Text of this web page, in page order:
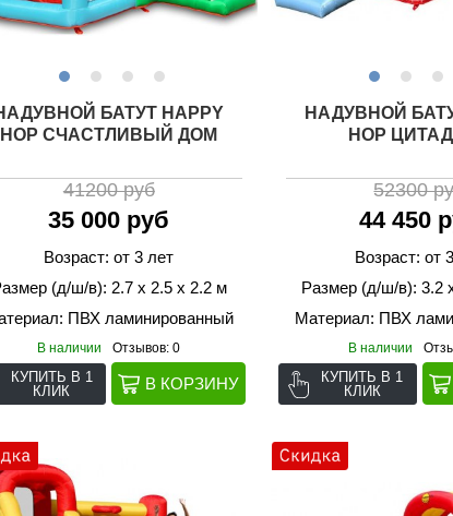
БАТУТ HAPPY
HOP СЧАСТЛИВЫЙ ДОМ
41200 руб
35 000 руб
Возраст: от 3 лет
(д/ш/в): 2.7 х 2.5 х 2.2 м
ПВХ ламинированный
В наличии Отзывов: 0
КУПИТЬ В 1
КЛИК
НАДУВНОЙ
HOP
52300
44 450
Возраст: от
Размер (д/ш/в): 3.2
Материал: ПВХ
В наличии
КУПИТЬ В 1
КЛИК